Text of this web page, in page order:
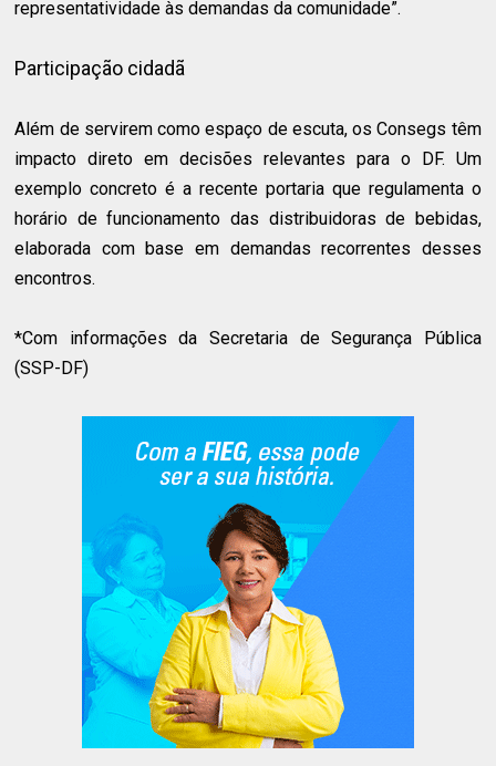
representatividade às demandas da comunidade”.
Participação cidadã
Além de servirem como espaço de escuta, os Consegs têm
impacto direto em decisões relevantes para o DF. Um
exemplo concreto é a recente portaria que regulamenta o
horário de funcionamento das distribuidoras de bebidas,
elaborada com base em demandas recorrentes desses
encontros.
*Com informações da Secretaria de Segurança Pública
(SSP-DF)